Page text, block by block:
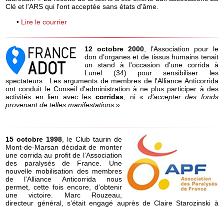
Clé et l'ARS qui l'ont acceptée sans états d'âme.
•Lire le courrier
12 octobre 2000 , l’Association pour le
don d’organes et de tissus humains tenait
un stand à l'occasion d'une corrida à
Lunel (34) pour sensibiliser les
spectateurs.. Les arguments de membres de l'Alliance Anticorrida
ont conduit le Conseil d'administration à ne plus participer à des
activités en lien avec les corridas , ni « d'accepter des fonds
provenant de telles manifestations ».
15 octobre 1998 , le Club taurin de
Mont-de-Marsan décidait de monter
une corrida au profit de l’Association
des paralysés de France. Une
nouvelle mobilisation des membres
de l'Alliance Anticorrida nous
permet, cette fois encore, d’obtenir
une victoire. Marc Rouzeau,
directeur général, s’était engagé auprès de Claire Starozinski à